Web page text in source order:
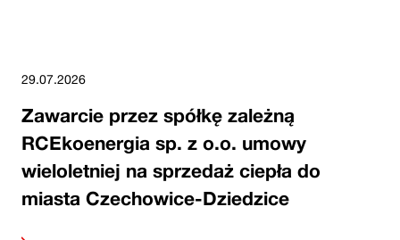
29.07.2026
Zawarcie przez spółkę zależną
RCEkoenergia sp. z o.o. umowy
wieloletniej na sprzedaż ciepła do
miasta Czechowice-Dziedzice